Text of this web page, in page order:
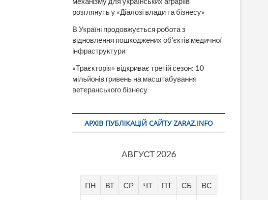
розглянуть у «Діалозі влади та бізнесу»
В Україні продовжується робота з
відновлення пошкоджених об’єктів медичної
інфраструктури
«Траєкторія» відкриває третій сезон: 10
мільйонів гривень на масштабування
ветеранського бізнесу
АРХІВ ПУБЛІКАЦІЙ САЙТУ ZARAZ.INFO
АВГУСТ 2026
ПН ВТ СР ЧТ ПТ СБ ВС